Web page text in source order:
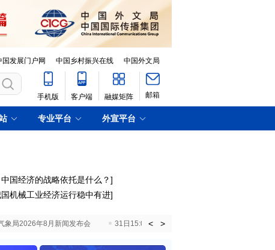
国发展门户网 中国乡村振兴在线 中国外文局
手机版 客户端 融媒矩阵 邮箱
专业平台 外宣平台
国经济的战略依托是什么？]
国机械工业经济运行稳中有进]
象局2026年8月新闻发布会 31日15:00 国新办就加快推动“十五五”时期退役
< >